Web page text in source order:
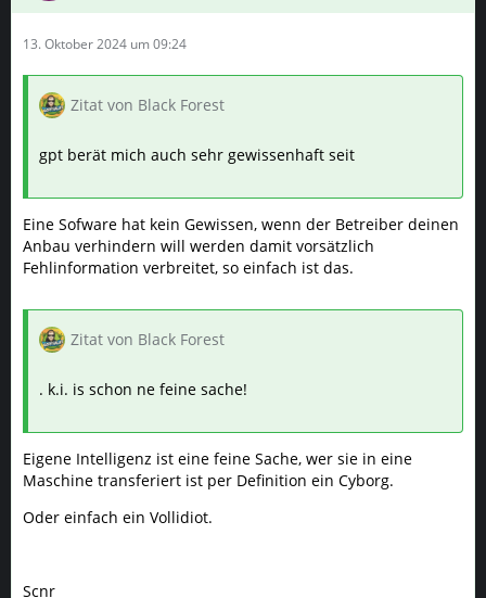
13. Oktober 2024 um 09:24
Zitat von Black Forest
gpt berät mich auch sehr gewissenhaft seit
Eine Sofware hat kein Gewissen, wenn der Betreiber deinen
Anbau verhindern will werden damit vorsätzlich
Fehlinformation verbreitet, so einfach ist das.
Zitat von Black Forest
. k.i. is schon ne feine sache!
Eigene Intelligenz ist eine feine Sache, wer sie in eine
Maschine transferiert ist per Definition ein Cyborg.
Oder einfach ein Vollidiot.
Scnr